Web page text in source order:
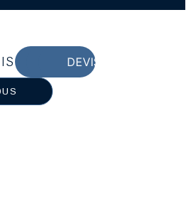
DEVIS MARBRERIE
DEVIS OBSEQUES
DEVIS PREVOYANCE